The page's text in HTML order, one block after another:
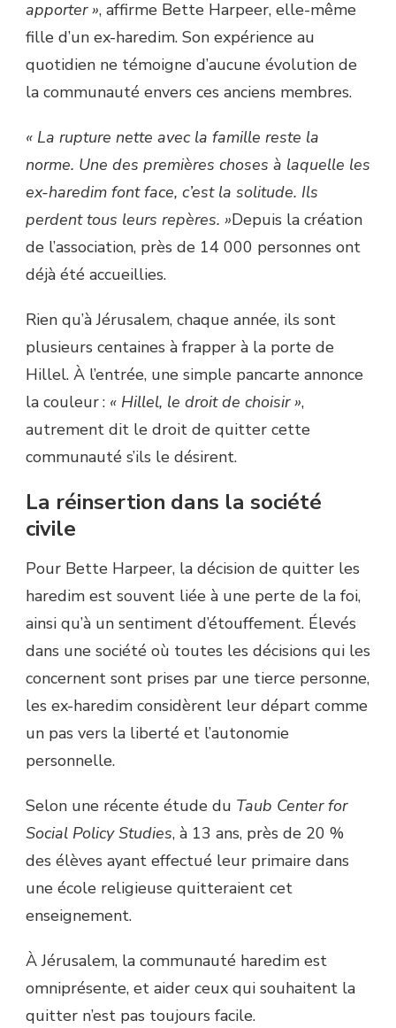
apporter », affirme Bette Harpeer, elle-même
fille d’un ex-haredim. Son expérience au
quotidien ne témoigne d’aucune évolution de
la communauté envers ces anciens membres.
« La rupture nette avec la famille reste la
norme. Une des premières choses à laquelle les
ex-haredim font face, c’est la solitude. Ils
perdent tous leurs repères. »Depuis la création
de l’association, près de 14 000 personnes ont
déjà été accueillies.
Rien qu’à Jérusalem, chaque année, ils sont
plusieurs centaines à frapper à la porte de
Hillel. À l’entrée, une simple pancarte annonce
la couleur : « Hillel, le droit de choisir »,
autrement dit le droit de quitter cette
communauté s’ils le désirent.
La réinsertion dans la société
civile
Pour Bette Harpeer, la décision de quitter les
haredim est souvent liée à une perte de la foi,
ainsi qu’à un sentiment d’étouffement. Élevés
dans une société où toutes les décisions qui les
concernent sont prises par une tierce personne,
les ex-haredim considèrent leur départ comme
un pas vers la liberté et l’autonomie
personnelle.
Selon une récente étude du Taub Center for
Social Policy Studies, à 13 ans, près de 20 %
des élèves ayant effectué leur primaire dans
une école religieuse quitteraient cet
enseignement.
À Jérusalem, la communauté haredim est
omniprésente, et aider ceux qui souhaitent la
quitter n’est pas toujours facile.